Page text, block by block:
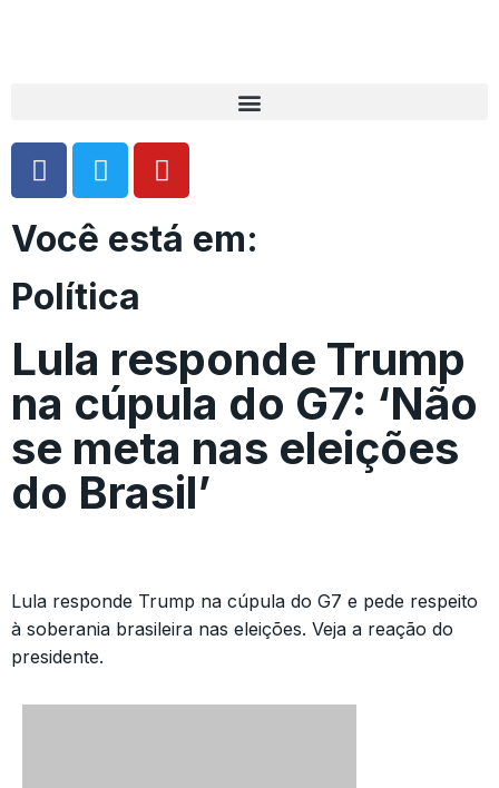
Você está em:
Política
Lula responde Trump
na cúpula do G7: ‘Não
se meta nas eleições
do Brasil’
Lula responde Trump na cúpula do G7 e pede respeito
à soberania brasileira nas eleições. Veja a reação do
presidente.